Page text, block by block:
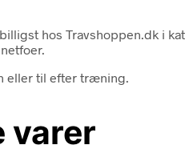
hos Travshoppen.dk i
eller til efter træning.
varer